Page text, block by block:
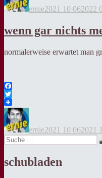
ernie2021 10 062022
wenn gar nichts
normalerweise erwartet man
Facebook
Twitter
ernie2021 10 062021
Suche
nach:
schubladen